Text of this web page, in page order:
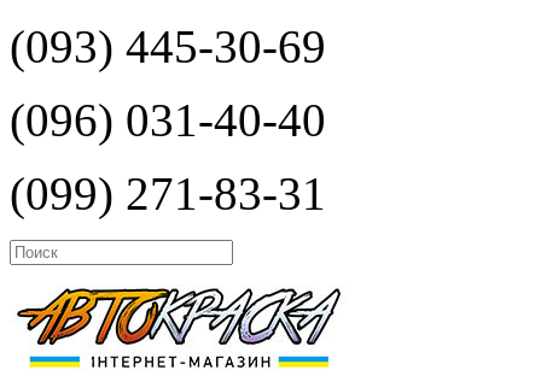
(093) 445-30-69
(096) 031-40-40
(099) 271-83-31